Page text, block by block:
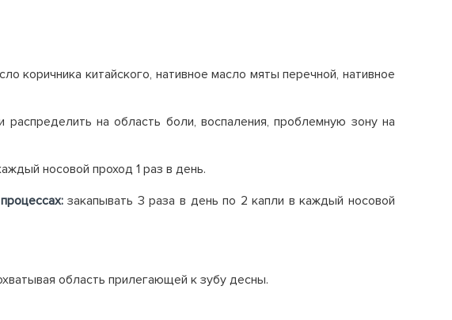
коричника китайского, нативное масло мяты перечной, нативное
на область боли, воспаления, проблемную зону на
носовой проход 1 раз в день.
закапывать 3 раза в день по 2 капли в каждый носовой
область прилегающей к зубу десны.